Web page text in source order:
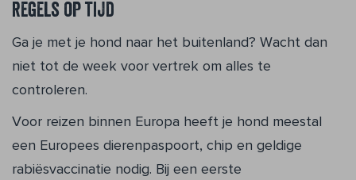
regels op tijd
Ga je met je hond naar het buitenland? Wacht dan
niet tot de week voor vertrek om alles te
controleren.
Voor reizen binnen Europa heeft je hond meestal
een Europees dierenpaspoort, chip en geldige
rabiësvaccinatie nodig. Bij een eerste